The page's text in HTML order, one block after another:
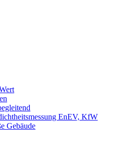
EnEV, KfW
Gebäude